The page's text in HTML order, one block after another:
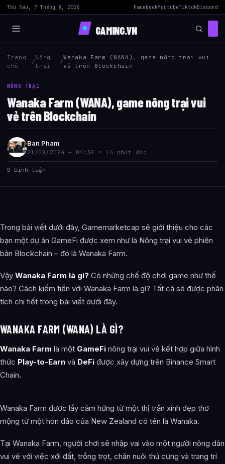
Thứ Sáu, 7 Tháng 8, 2026 FacebookYoutubeTiktokDiscord
GAMING.VN
Trang
chủ
/
Nông
trại
/
Wanaka Farm (WANA), game nông trại vui
vẻ trên Blockchain
NÔNG TRẠI
Wanaka Farm (WANA), game nông trại vui
vẻ trên Blockchain
Ban Pham
21/08/2024 — 04:39 • 14 phút đọc
0 bình luận
Trong bài viết dưới đây, Gamemarketcap sẽ giới thiệu cho các
bạn một dự án GameFi được xem như là Nông trại vui vẻ phiên
bản Blockchain – đó là Wanaka Farm.
Vậy Wanaka Farm là gì? Có những chế độ chơi game như thế
nào? Cách kiếm tiền với Wanaka Farm là gì? Tất cả sẽ được phân
tích chi tiết trong bài viết dưới đây.
WANAKA FARM (WANA) LÀ GÌ?
Wanaka Farm là một GameFi nông trại vui vẻ kết hợp giữa hình
thức Play-to-Earn và DeFi được xây dựng trên Binance Smart
Chain.
Wanaka Farm được lấy cảm hứng từ một thị trấn xinh đẹp thơ
mộng từ một hòn đảo của New Zealand có tên là Wanaka.
Tại Wanaka Farm, người chơi sẽ nhập vai vào một người nông dân
vui vẻ với việc xới đất, trồng trọt, chăn nuôi thú cưng và trang trí